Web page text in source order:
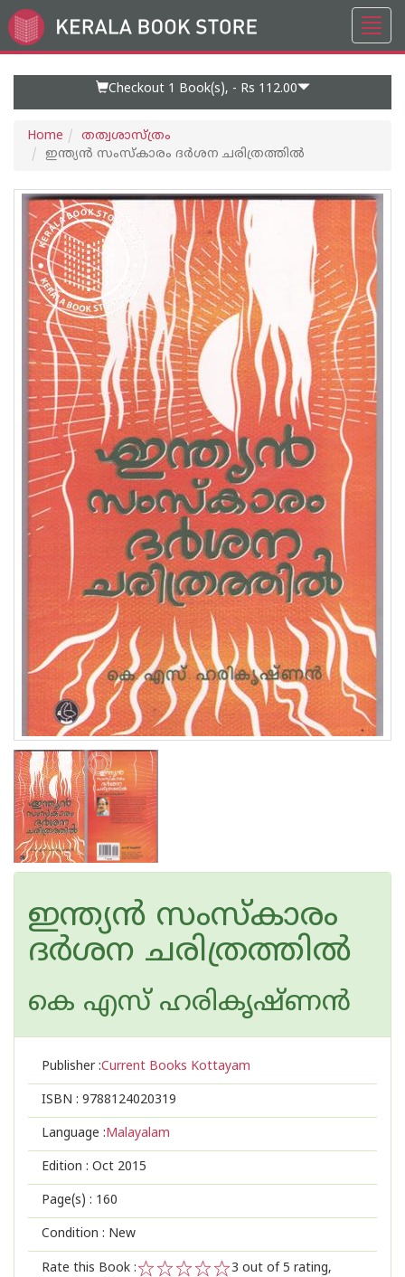
Go
to
Checkout 1 Book(s), - Rs 112.00
Home
തത്വശാസ്ത്രം
ഇന്ത്യന്‍ സംസ്കാരം ദര്‍ശന ചരിത്രത്തില്‍
ഇന്ത്യന്‍ സംസ്കാരം
ദര്‍ശന ചരിത്രത്തില്‍
കെ എസ് ഹരികൃഷ്ണന്‍
Publisher :Current Books Kottayam
ISBN : 9788124020319
Language :Malayalam
Edition : Oct 2015
Page(s) : 160
Condition : New
Rate this Book :
3 out of 5 rating,